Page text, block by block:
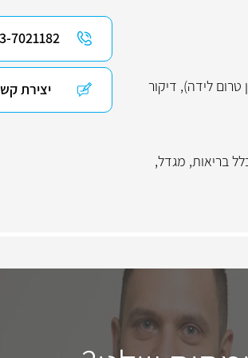
טרום לידה), דיקור
בריאות, מגדל,
7021182
יצירת